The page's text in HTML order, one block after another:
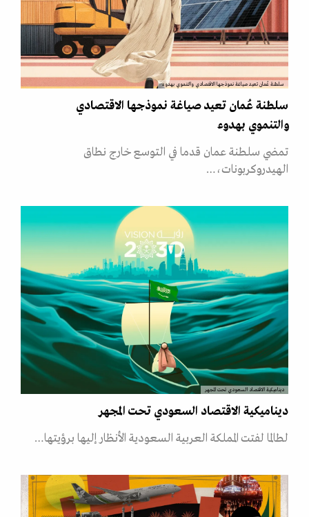
سلطنة عُمان تعيد صياغة نموذجها الاقتصادي والتنموي بهدوء
سلطنة عُمان تعيد صياغة نموذجها الاقتصادي
والتنموي بهدوء
تمضي سلطنة عمان قدما في التوسع خارج نطاق
الهيدروكربونات،…
ديناميكية الاقتصاد السعودي تحت المجهر
ديناميكية الاقتصاد السعودي تحت المجهر
لطالما لفتت المملكة العربية السعودية الأنظار إليها برؤيتها…